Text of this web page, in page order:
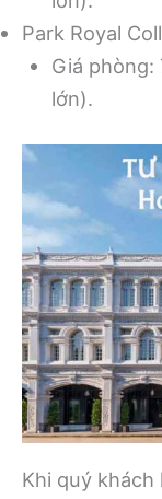
Park Royal
Giá phòng:
lớn).
Khi quý khách